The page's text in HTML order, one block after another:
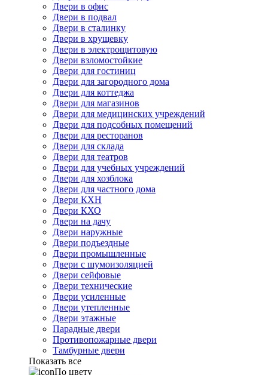
Двери в офис
Двери в подвал
Двери в сталинку
Двери в хрущевку
Двери в электрощитовую
Двери взломостойкие
Двери для гостиниц
Двери для загородного дома
Двери для коттеджа
Двери для магазинов
Двери для медицинских учреждений
Двери для подсобных помещений
Двери для ресторанов
Двери для склада
Двери для театров
Двери для учебных учреждений
Двери для хозблока
Двери для частного дома
Двери КХН
Двери КХО
Двери на дачу
Двери наружные
Двери подъездные
Двери промышленные
Двери с шумоизоляцией
Двери сейфовые
Двери технические
Двери усиленные
Двери утепленные
Двери этажные
Парадные двери
Противопожарные двери
Тамбурные двери
Показать все
По цвету